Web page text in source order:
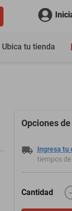
Ubica tu tienda
Opciones
Ingresa tu
tiempos
Cantidad